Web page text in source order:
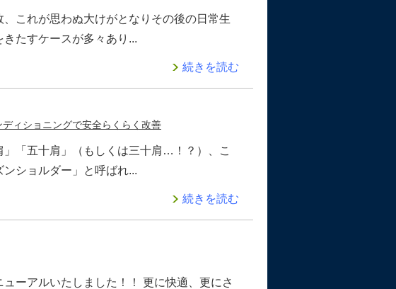
、これが思わぬ大けがとなりその後の日常生
たすケースが多々あり...
続きを読む
ィショニングで安全らくらく改善
」「五十肩」（もしくは三十肩…！？）、こ
ンショルダー」と呼ばれ...
続きを読む
ーアルいたしました！！ 更に快適、更にさ